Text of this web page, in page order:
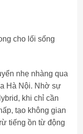
cho lối sống
nhẹ nhàng qua
Hà Nội. Nhờ sự
khi chỉ cần
tạo không gian
tiếng ồn từ động